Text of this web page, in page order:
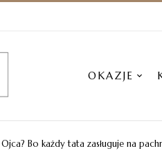
OKAZJE
Bo każdy tata zasługuje na